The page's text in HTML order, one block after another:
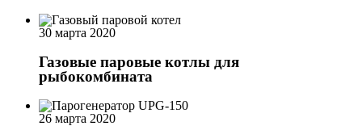
30 марта 2020
Газовые паровые котлы для
рыбокомбината
26 марта 2020